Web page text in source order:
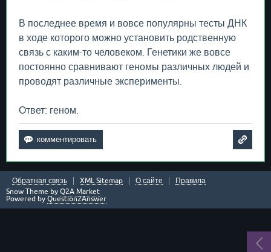
В последнее время и вовсе популярны тесты ДНК
в ходе которого можно установить родственную
связь с каким-то человеком. Генетики же вовсе
постоянно сравнивают геномы различных людей и
проводят различные эксперименты.
Ответ: геном.
Обратная связь XML Sitemap О сайте
Правила
Snow Theme by Q2A Market
Powered by Question2Answer